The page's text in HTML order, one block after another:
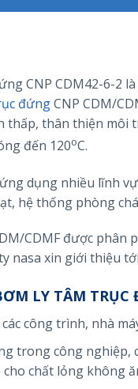
CNP CDM42-6-2
đứngCNP CDM/
thấp, thân thiện
đến 120oC.
dụng nhiều lĩnh
hệ thống phòng
CDMF được
nasa xin giới thiệu
LY TÂM
công trình, nhà
trong công
chất lỏng không